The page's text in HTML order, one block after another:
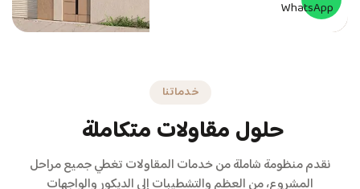
خدماتنا
حلولمقاولاتمتكاملة
نقدم منظومة شاملة من خدمات المقاولات تغطي جميع مراحل
المشروع، من العظم والتشطيبات إلى الديكور والواجهات